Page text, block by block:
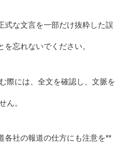
式な文言を一部だけ抜粋した誤
忘れないでください。
際には、全文を確認し、文脈を
ん。
各社の報道の仕方にも注意を**